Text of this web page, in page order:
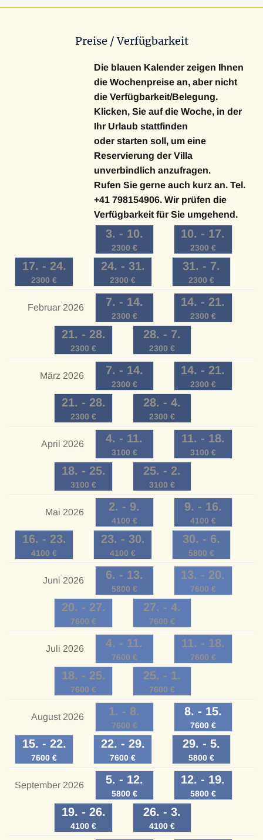
Schlafzimmer: ein Doppelschlafzimmer mit Einzelbetten
auch in ein Doppelzimmer umgewandelt werden – und ein
Doppelschlafzimmer mit Doppelbett und Zugang zu einem
ensuite Badezimmer mit einer großen Glas-Dusche.
Im Freien, gibt es eine Grillecke mit Barbecue und die
Terrasse ist ausgestattet mit Tisch und Stühlen für 12
Villa Poliziano ist ein exklusives Feriendomizil,
ausgestattet mit antiken Möbeln, das ein hohes Maß an
Komfort aufweist und beste Voraussetzungen für einen
entspannten Urlaub in der Toskana bietet.
Preise / Verfügbarkeit
Die blauen Kalender zeigen Ihnen
die Wochenpreise an, aber nicht
die Verfügbarkeit/Belegung.
Klicken, Sie auf die Woche, in der
Ihr Urlaub stattfinden
oder starten soll, um eine
Reservierung der Villa
unverbindlich anzufragen.
Rufen Sie gerne auch kurz an. Tel.
+41 798154906. Wir prüfen die
Verfügbarkeit für Sie umgehend.
3. - 10.
2300 €
10. - 17.
2300 €
17. - 24.
2300 €
24. - 31.
2300 €
31. - 7.
2300 €
Februar 2026 7. - 14.
2300 €
14. - 21.
2300 €
21. - 28.
2300 €
28. - 7.
2300 €
März 2026 7. - 14.
2300 €
14. - 21.
2300 €
21. - 28.
2300 €
28. - 4.
2300 €
April 2026 4. - 11.
3100 €
11. - 18.
3100 €
18. - 25.
3100 €
25. - 2.
3100 €
Mai 2026 2. - 9.
4100 €
9. - 16.
4100 €
16. - 23.
4100 €
23. - 30.
4100 €
30. - 6.
5800 €
Juni 2026 6. - 13.
5800 €
13. - 20.
7600 €
20. - 27.
7600 €
27. - 4.
7600 €
Juli 2026 4. - 11.
7600 €
11. - 18.
7600 €
18. - 25.
7600 €
25. - 1.
7600 €
August 2026 1. - 8.
7600 €
8. - 15.
7600€
15. - 22.
7600 €
22. - 29.
7600 €
29. - 5.
5800 €
September 2026 5. - 12.
5800€
12. - 19.
5800€
19. - 26.
4100 €
26. - 3.
4100 €